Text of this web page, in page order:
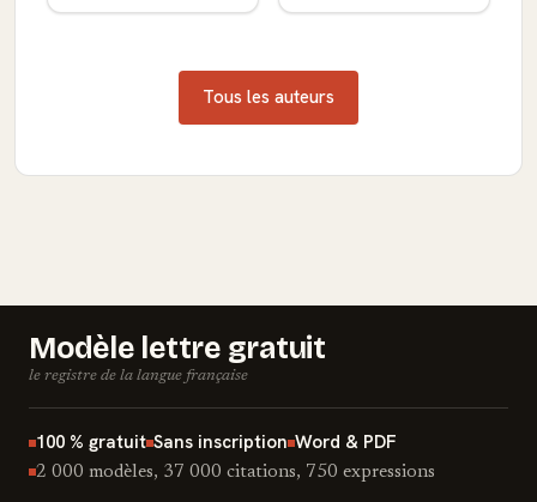
Tous les auteurs
Modèle lettre gratuit
le registre de la langue française
100 % gratuit Sans inscription Word & PDF
2 000 modèles, 37 000 citations, 750 expressions